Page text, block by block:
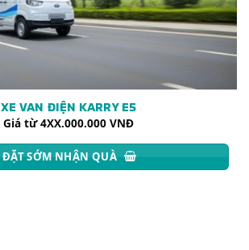
XE VAN ĐIỆN KARRY E5
Giá từ 4XX.000.000 VNĐ
ĐẶT SỚM NHẬN QUÀ